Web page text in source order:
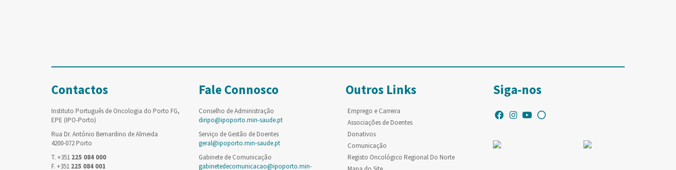
Contactos
Instituto Português de Oncologia do Porto FG,
EPE (IPO-Porto)
Rua Dr. António Bernardino de Almeida
4200-072 Porto
T. +351 225 084 000
F. +351 225 084 001
Fale Connosco
Conselho de Administração
diripo@ipoporto.min-saude.pt
Serviço de Gestão de Doentes
geral@ipoporto.min-saude.pt
Gabinete de Comunicação
gabinetedecomunicacao@ipoporto.min-
Outros Links
Emprego e Carreira
Associações de Doentes
Donativos
Comunicação
Registo Oncológico Regional Do Norte
Siga-nos